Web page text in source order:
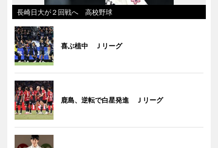
長崎日大が２回戦へ 高校野球
喜ぶ植中 Ｊリーグ
鹿島、逆転で白星発進 Ｊリーグ